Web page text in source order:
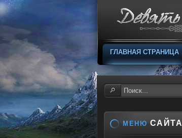
ГЛАВНАЯ СТРАНИЦА
МЕНЮ САЙТА